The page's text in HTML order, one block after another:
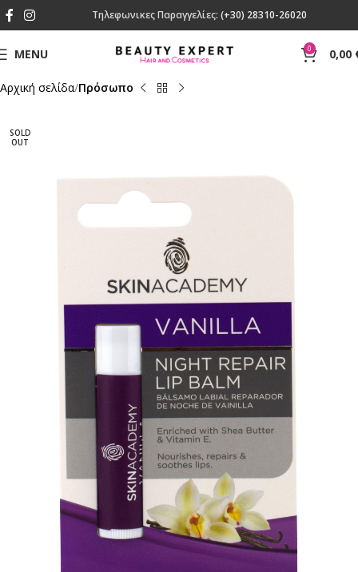
Τηλεφωνικες Παραγγελίες: (+30) 28310-26020
MENU 0 0,00
Αρχική σελίδα Πρόσωπο
SOLD
OUT